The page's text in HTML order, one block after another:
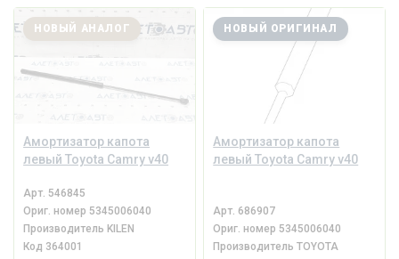
Амортизатор капота
левый Toyota Camry v40
НОВЫЙ АНАЛОГ
Арт. 546845
Ориг. номер 5345006040
Производитель KILEN
Код 364001
Амортизатор капота
левый Toyota Camry v40
НОВЫЙ ОРИГИНАЛ
Арт. 686907
Ориг. номер 5345006040
ПроизводительTOYOTA